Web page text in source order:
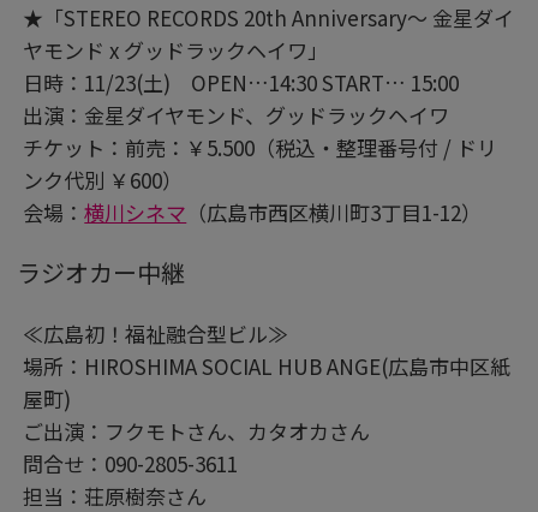
★「STEREO RECORDS 20th Anniversary～ 金星ダイ
ヤモンド x グッドラックヘイワ」
日時：11/23(土) OPEN…14:30 START… 15:00
出演：金星ダイヤモンド、グッドラックヘイワ
チケット：前売：￥5.500（税込・整理番号付 / ドリ
ンク代別 ￥600）
会場：横川シネマ （広島市西区横川町3丁目1-12）
ラジオカー中継
≪広島初！福祉融合型ビル≫
場所：HIROSHIMA SOCIAL HUB ANGE(広島市中区紙
屋町)
ご出演：フクモトさん、カタオカさん
問合せ：090-2805-3611
担当：荘原樹奈さん